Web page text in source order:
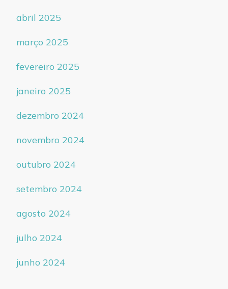
abril 2025
março 2025
fevereiro 2025
janeiro 2025
dezembro 2024
novembro 2024
outubro 2024
setembro 2024
agosto 2024
julho 2024
junho 2024